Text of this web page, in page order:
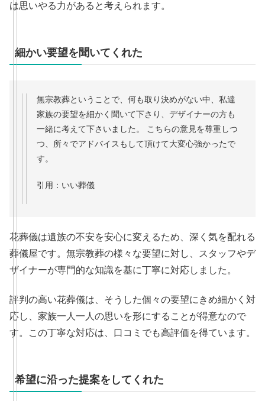
は思いやる力があると考えられます。
細かい要望を聞いてくれた
無宗教葬ということで、何も取り決めがない中、私達
家族の要望を細かく聞いて下さり、デザイナーの方も
一緒に考えて下さいました。 こちらの意見を尊重しつ
つ、所々でアドバイスもして頂けて大変心強かったで
す。
引用：いい葬儀
花葬儀は遺族の不安を安心に変えるため、深く気を配れる
葬儀屋です。無宗教葬の様々な要望に対し、スタッフやデ
ザイナーが専門的な知識を基に丁寧に対応しました。
評判の高い花葬儀は、そうした個々の要望にきめ細かく対
応し、家族一人一人の思いを形にすることが得意なので
す。この丁寧な対応は、口コミでも高評価を得ています。
希望に沿った提案をしてくれた